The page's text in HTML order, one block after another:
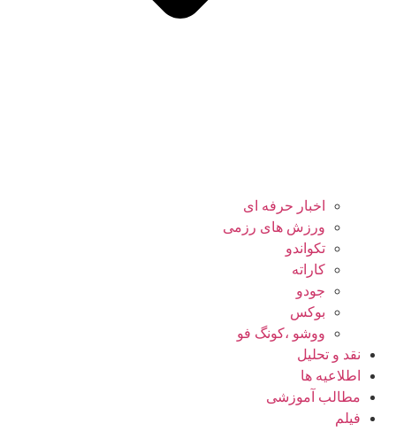
اخبار حرفه ای
ورزش های رزمی
تکواندو
کاراته
جودو
بوکس
ووشو ،کونگ فو
نقد و تحلیل
اطلاعیه ها
مطالب آموزشی
فیلم